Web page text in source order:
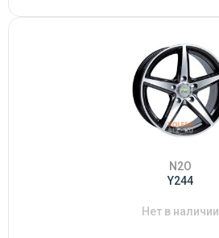
N2O
Y244
Нет в наличии